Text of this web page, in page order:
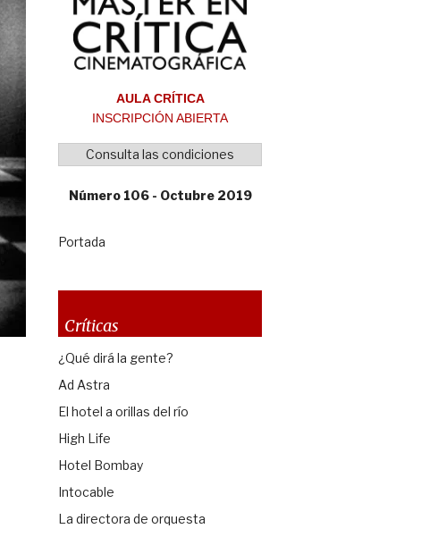
AULA CRÍTICA
INSCRIPCIÓN ABIERTA
Consulta las condiciones
Número 106 - Octubre 2019
Portada
Críticas
¿Qué dirá la gente?
Ad Astra
El hotel a orillas del río
High Life
Hotel Bombay
Intocable
La directora de orquesta